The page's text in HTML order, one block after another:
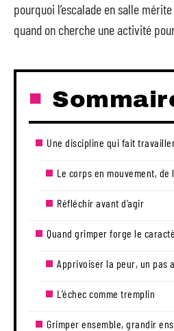
pourquoi l’escalade en salle mérite
quand on cherche une activité
Une discipline qui fait
Le corps en mouvement,
Réfléchir avant d’agir
Quand grimper forge le
Apprivoiser la peur, un pas
L’échec comme tremplin
Grimper ensemble, grandir